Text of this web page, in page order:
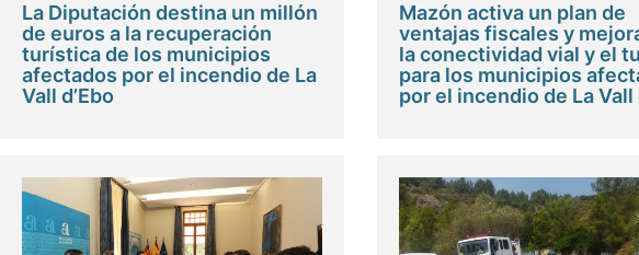
La Diputación destina un millón
de euros a la recuperación
turística de los municipios
afectados por el incendio de La
Vall d’Ebo
Mazón activa un plan de
ventajas fiscales y
la conectividad vial y el
para los municipios
por el incendio de La Vall